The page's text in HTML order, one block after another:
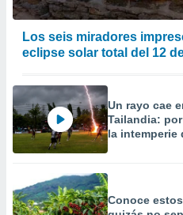
Los seis miradores
eclipse solar total del 12
Un rayo cae
Tailandia:
la intemperie
Conoce